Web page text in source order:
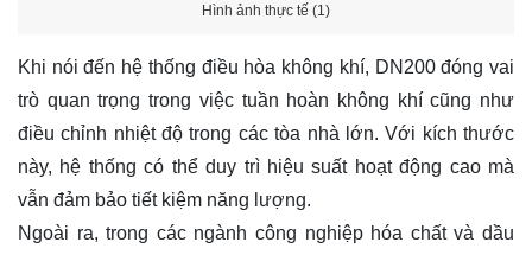
Hình ảnh thực tế (1)
Khi nói đến hệ thống điều hòa không khí, DN200 đóng vai
trò quan trọng trong việc tuần hoàn không khí cũng như
điều chỉnh nhiệt độ trong các tòa nhà lớn. Với kích thước
này, hệ thống có thể duy trì hiệu suất hoạt động cao mà
vẫn đảm bảo tiết kiệm năng lượng.
Ngoài ra, trong các ngành công nghiệp hóa chất và dầu